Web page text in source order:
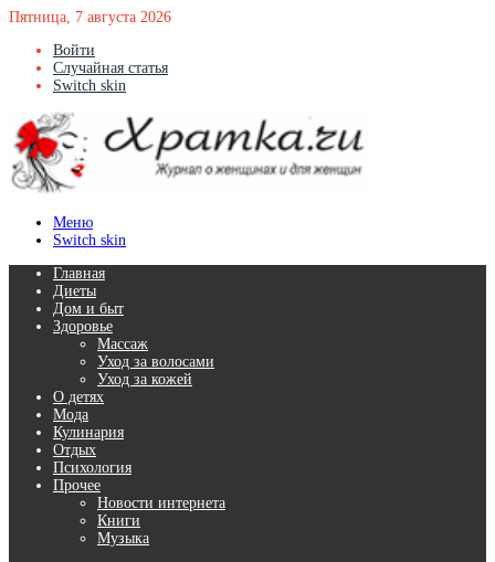
Пятница, 7 августа 2026
Войти
Случайная статья
Switch skin
Меню
Switch skin
Главная
Диеты
Дом и быт
Здоровье
Массаж
Уход за волосами
Уход за кожей
О детях
Мода
Кулинария
Отдых
Психология
Прочее
Новости интернета
Книги
Музыка